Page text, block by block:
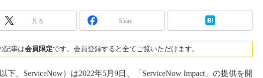
見る Share
記事は会員限定です。会員登録すると全てご覧いただけます。
下、ServiceNow）は2022年5月9日、「ServiceNow Impact」の提供を開